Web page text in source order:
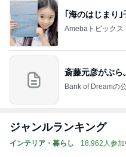
｢海のはじまり
Amebaトピックス
斎藤元彦がぶら
Bank of Dreamの
ジャンルランキング
インテリア・暮らし 18,962人参加